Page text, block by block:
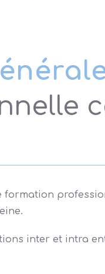
inter et intra